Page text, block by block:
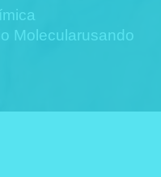
Molecularusando